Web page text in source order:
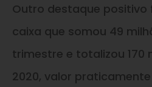
Outro destaque positivo
caixa que somou 49
trimestre e totalizou 170
2020, valor